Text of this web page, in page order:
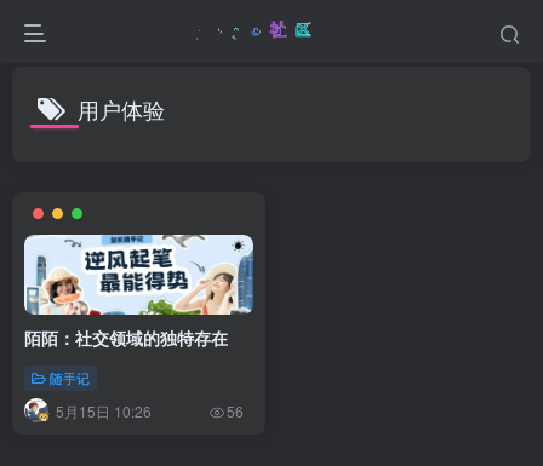
用户体验
陌陌：社交领域的独特存在
随手记
5月15日 10:26 56